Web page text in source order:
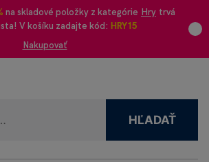
na skladové položky z kategórie Hry trvá
V košíku zadajte kód: HRY15
Nakupovať
HĽADAŤ